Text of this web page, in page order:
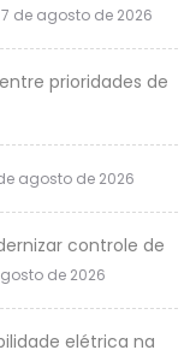
7 de agosto de 2026
prioridades de
agosto de 2026
controle de
de 2026
elétrica na